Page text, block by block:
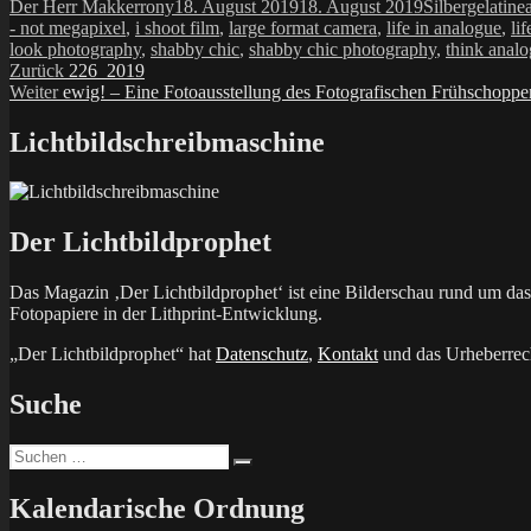
Autor
Der Herr MakkerronyVeröffentlicht
am
18. August 201918. August 2019Kategorien
Silbergelatine
- not megapixel, i shoot film, large format camera, life in analogue,
look photography, shabby chic, shabby chic photography, think
Beitragsnavigation
Zurück Vorheriger
Beitrag:
226_2019
Weiter Nächster
ewig! – Eine Fotoausstellung des Fotografischen
Lichtbildschreibmaschine
Der Lichtbildprophet
Das Magazin ‚Der Lichtbildprophet‘ ist eine Bilderschau rund um
Fotopapiere in der Lithprint-Entwicklung.
„Der Lichtbildprophet“ hat Datenschutz, Kontakt und das
Suche
Suchen
nach:
Kalendarische Ordnung